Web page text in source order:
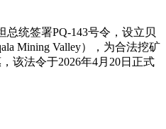
总统签署PQ-143号令，设立贝
Mining Valley），为合法挖矿
该法令于2026年4月20日正式